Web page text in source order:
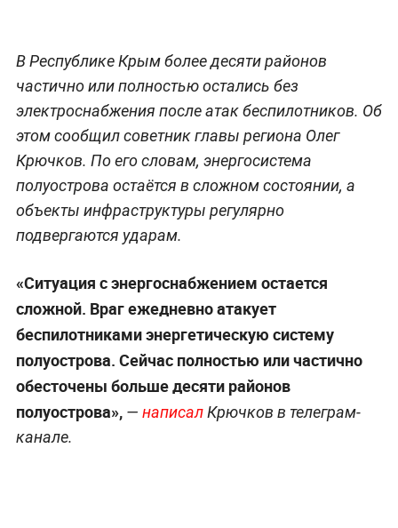
В Республике Крым более десяти районов
частично или полностью остались без
электроснабжения после атак беспилотников. Об
этом сообщил советник главы региона Олег
Крючков. По его словам, энергосистема
полуострова остаётся в сложном состоянии, а
объекты инфраструктуры регулярно
подвергаются ударам.
«Ситуация с энергоснабжением остается
сложной. Враг ежедневно атакует
беспилотниками энергетическую систему
полуострова. Сейчас полностью или частично
обесточены больше десяти районов
полуострова», — написалКрючков в телеграм-
канале.